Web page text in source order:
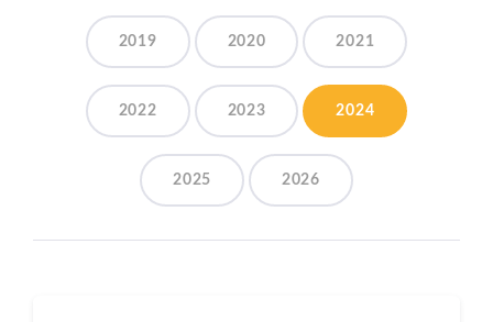
2019 2020 2021
2022 2023 2024
2025 2026